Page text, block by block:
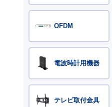
OFDM
電波時計用機器
テレビ取付金具